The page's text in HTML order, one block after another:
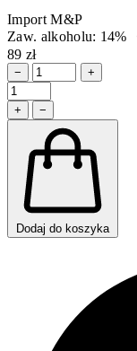
Import M&P
Zaw. alkoholu: 14%
89 zł
− +
+ −
Dodaj do koszyka